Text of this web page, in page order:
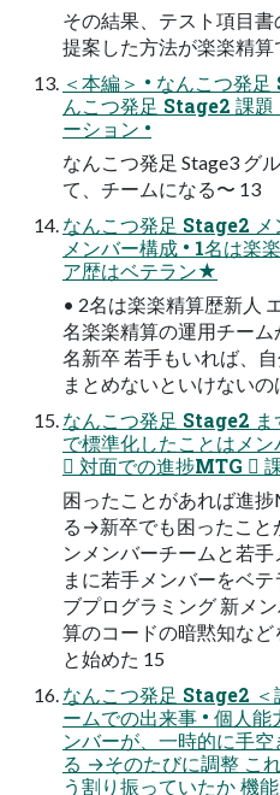
その結果、テスト項目
提案した方法が楽楽精算
＜本編＞ • なんこつ発
んこつ発足 Stage2 課
ーション •
なんこつ発足 Stage3 グ
て、チームになる〜 13
なんこつ発足 Stage2 メ
メンバー構成 • 1名は楽
ア歴はベテラン★
• 2名は楽楽精算歴新人
名楽楽精算の運用チー
名新卒 若手もいれば、
まとめないといけない
なんこつ発足 Stage2 ま
で標準化したことはメ
 対面での進捗MTG 
困ったことがあれば進
る→新卒でも困ったこと
ンメンバーチームと若
まに若手メンバーをベ
ブプログラミング 新メ
算のコードの暗黙知な
と始めた 15
なんこつ発足 Stage2
ームでの出来事 • 個人
ンバーが、一時的に手
る →そのたびに調整 こ
う割り振っていたか 機